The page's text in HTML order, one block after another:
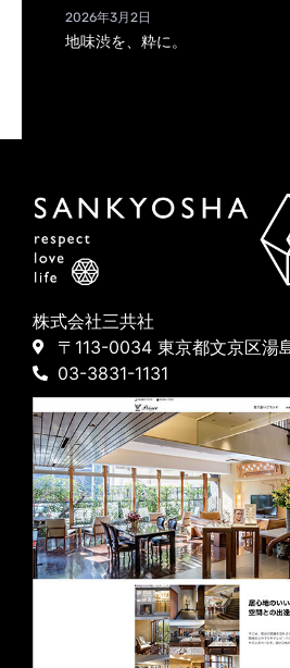
2026年3月2日
地味渋を、粋に。
株式会社三共社
〒113-0034 東京都文京区湯
03-3831-1131